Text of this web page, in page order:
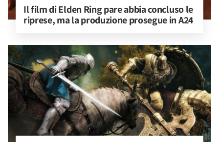
Il film di Elden Ring pare abbia concluso le
riprese, ma la produzione prosegue in A24